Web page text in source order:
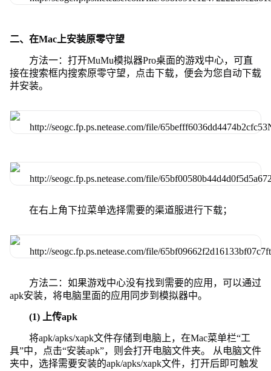
二、在Mac上安装原零守望
方法一：打开MuMu模拟器Pro桌面的游戏中心，可直
接在搜索框内搜索原零守望，点击下载，便会为您自动下载
并安装。
在右上角下拉菜单选择需要的渠道服进行下载；
方法二：如果游戏中心没有找到需要的应用，可以通过
apk安装，将电脑里面的应用同步到模拟器中。
(1) 上传apk
将apk/apks/xapk文件存储到电脑上，在Mac菜单栏“工
具”中，点击“安装apk”，则会打开电脑文件夹。 从电脑文件
夹中，选择需要安装的apk/apks/xapk文件，打开后即可触发